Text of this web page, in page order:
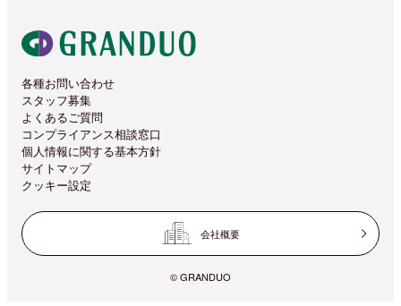
各種お問い合わせ
スタッフ募集
よくあるご質問
コンプライアンス相談窓口
個人情報に関する基本方針
サイトマップ
クッキー設定
会社概要
© GRANDUO